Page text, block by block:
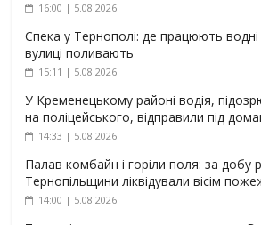
16:00 | 5.08.2026
Спека у Тернополі: де працюють водні
вулиці поливають
15:11 | 5.08.2026
У Кременецькому районі водія,
на поліцейського, відправили під
14:33 | 5.08.2026
Палав комбайн і горіли поля: за добу
Тернопільщини ліквідували вісім
14:00 | 5.08.2026